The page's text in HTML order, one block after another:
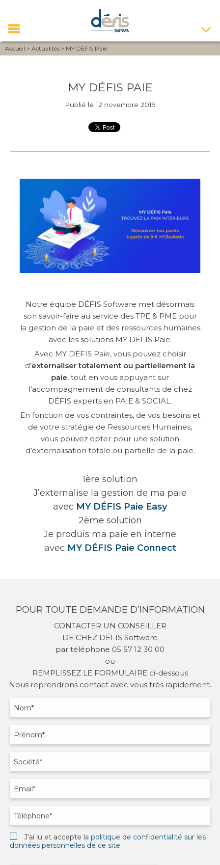
SERVICE
CONSULTING
LIVRES BLANCS
INFOGRAPHIE
FICHES PRODUITS
Accueil > Actualités > MY DÉFIS Paie
MY DÉFIS PAIE
Publié le 12 novembre 2019
Notre équipe DÉFIS Software met désormais
son savoir-faire au service des TPE & PME pour
la gestion de la paie et des ressources humaines
avec les solutions MY DÉFIS Paie.
Avec MY DÉFIS Paie, vous pouvez choisir
d’externaliser totalement ou partiellement la
paie, tout en vous appuyant sur
l’accompagnement de consultants de chez
DÉFIS experts en PAIE & SOCIAL.
En fonction de vos contraintes, de vos besoins et
de votre stratégie de Ressources Humaines,
vous pouvez opter pour une solution
d’externalisation totale ou partielle de la paie.
1ère solution
J’externalise la gestion de ma paie
avec MY DÉFIS Paie Easy
2ème solution
Je produis ma paie en interne
avec MY DÉFIS Paie Connect
POUR TOUTE DEMANDE D’INFORMATION
CONTACTER UN CONSEILLER
DE CHEZ DÉFIS Software
par téléphone 05 57 12 30 00
ou
REMPLISSEZ LE FORMULAIRE ci-dessous
Nous reprendrons contact avec vous très rapidement.
J’ai lu et accepte la politique de confidentialité sur les
données personnelles de ce site